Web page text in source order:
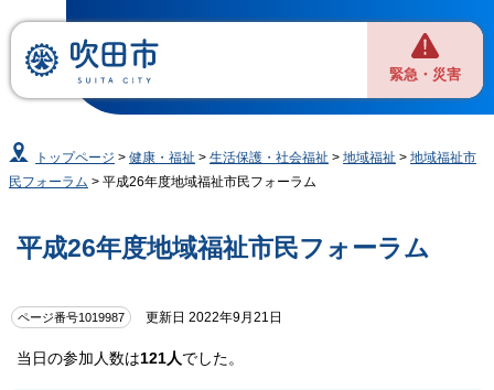
緊急・災害
トップページ >健康・福祉 >生活保護・社会福祉 >地域福祉 >地域福祉市
民フォーラム > 平成26年度地域福祉市民フォーラム
平成26年度地域福祉市民フォーラム
ページ番号1019987 更新日 2022年9月21日
当日の参加人数は121人でした。